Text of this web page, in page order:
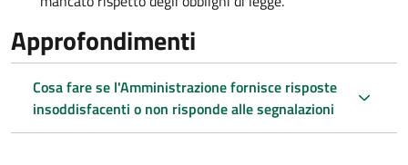
Approfondimenti
Cosa fare se l'Amministrazione fornisce risposte
insoddisfacenti o non risponde alle segnalazioni